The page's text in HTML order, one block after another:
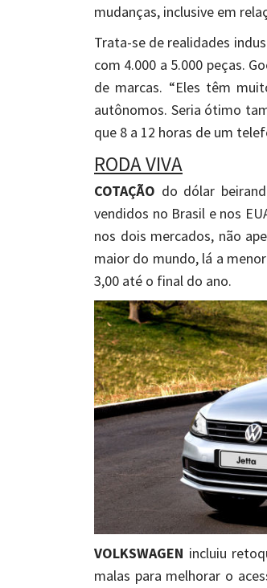
mudanças, inclusive em
Trata-se de realidades
com 4.000 a 5.000 peças.
de marcas. “Eles têm
autônomos. Seria ótimo
que 8 a 12 horas de um
RODA VIVA
COTAÇÃO do dólar
vendidos no Brasil e nos
nos dois mercados, não
maior do mundo, lá a
3,00 até o final do ano.
VOLKSWAGEN incluiu
malas para melhorar o